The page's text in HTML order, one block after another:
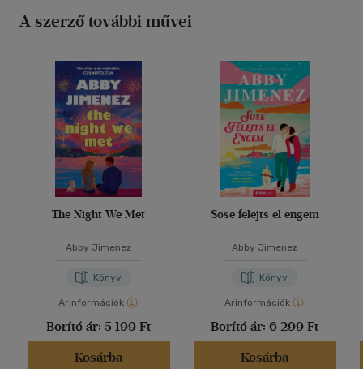
A szerző további művei
The Night We Met
Abby Jimenez
Könyv
Árinformációk
Borító ár: 5 199 Ft
Kosárba
Sose felejts el engem
Abby Jimenez
Könyv
Árinformációk
Borító ár: 6 299 Ft
Kosárba